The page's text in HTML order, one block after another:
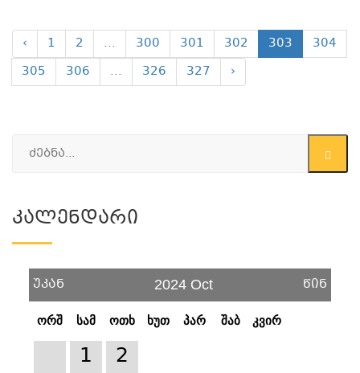
‹ 1 2 ... 300 301 302 303
304
305
306 ... 326 327 ›
Კალენდარი
უკან 2024 Oct წინ
ორშ სამ ოთხ ხუთ პარ შაბ კვირ
1
2